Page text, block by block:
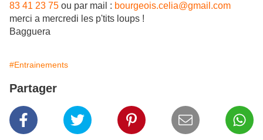
83 41 23 75 ou par mail : bourgeois.celia@gmail.com
merci a mercredi les p'tits loups !
Bagguera
#Entrainements
Partager